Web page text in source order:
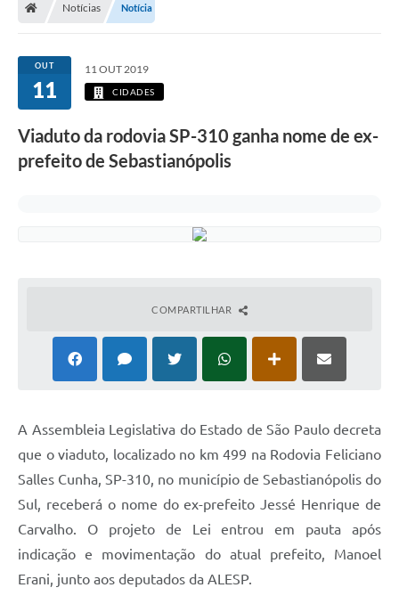
Notícias Notícia
OUT
11
11 OUT 2019
CIDADES
Viaduto da rodovia SP-310 ganha nome de ex-
prefeito de Sebastianópolis
COMPARTILHAR
A Assembleia Legislativa do Estado de São Paulo decreta
que o viaduto, localizado no km 499 na Rodovia Feliciano
Salles Cunha, SP-310, no município de Sebastianópolis do
Sul, receberá o nome do ex-prefeito Jessé Henrique de
Carvalho. O projeto de Lei entrou em pauta após
indicação e movimentação do atual prefeito, Manoel
Erani, junto aos deputados da ALESP.